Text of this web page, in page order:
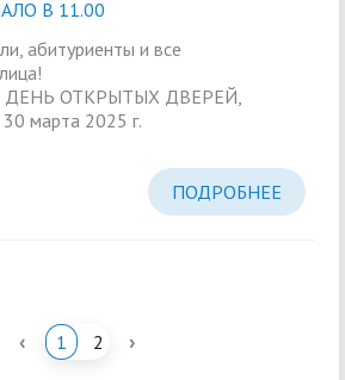
В 11.00
абитуриенты и все
ДЕНЬ ОТКРЫТЫХ ДВЕРЕЙ,
марта 2025 г.
ПОДРОБНЕЕ
‹ 1 2 ›